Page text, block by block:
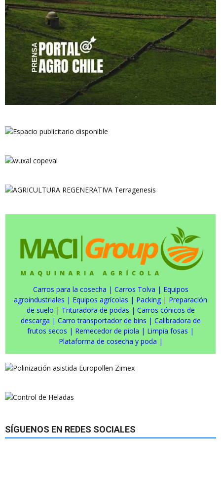
Carros para la cosecha | Carros Tolva | Equipos
agroindustriales | Equipos agrícolas | Packing | Preparación
de suelo | Trituradora de podas | Carros cónicos de
descarga | Carro transportador de bins | Calibradora de
frutos secos | Remecedor de piola | Limpia fosas |
Plataforma de cosecha y poda |
SÍGUENOS EN REDES SOCIALES